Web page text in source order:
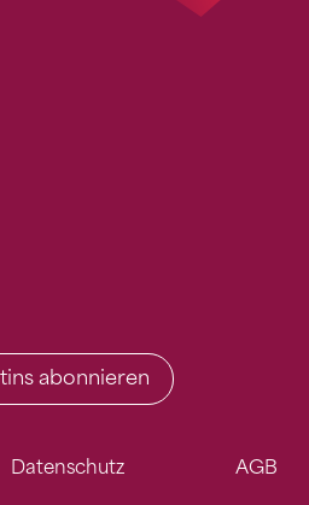
abonnieren
Datenschutz AGB